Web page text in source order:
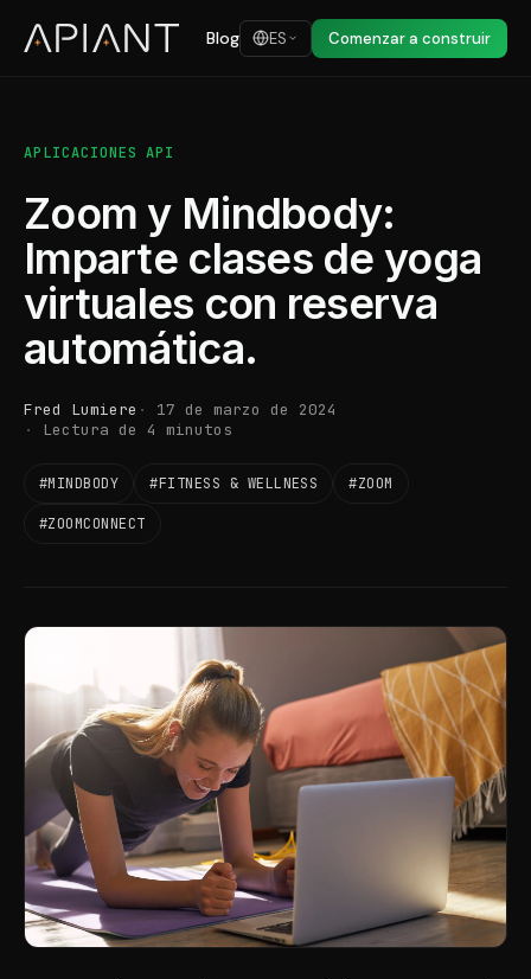
Blog ES Comenzar a construir
APLICACIONES API
Zoom y Mindbody:
Imparte clases de yoga
virtuales con reserva
automática.
Fred Lumiere
17 de marzo de 2024
Lectura de 4 minutos
#MINDBODY #FITNESS & WELLNESS #ZOOM
#ZOOMCONNECT